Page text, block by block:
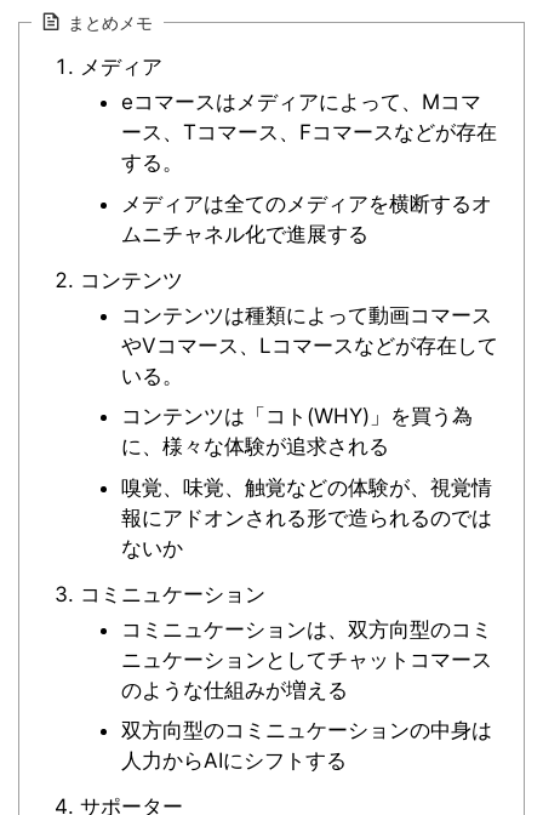
まとめメモ
メディア
eコマースはメディアによって、Mコマ
ース、Tコマース、Fコマースなどが存在
する。
メディアは全てのメディアを横断するオ
ムニチャネル化で進展する
コンテンツ
コンテンツは種類によって動画コマース
やVコマース、Lコマースなどが存在して
いる。
コンテンツは「コト(WHY)」を買う為
に、様々な体験が追求される
嗅覚、味覚、触覚などの体験が、視覚情
報にアドオンされる形で造られるのでは
ないか
コミニュケーション
コミニュケーションは、双方向型のコミ
ニュケーションとしてチャットコマース
のような仕組みが増える
双方向型のコミニュケーションの中身は
人力からAIにシフトする
サポーター